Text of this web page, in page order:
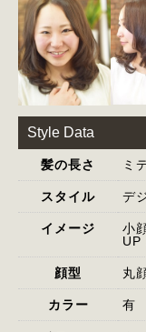
Style Data
髪の長さ ミ
スタイル デ
イメージ
小
UP
顔型 丸
カラー 有